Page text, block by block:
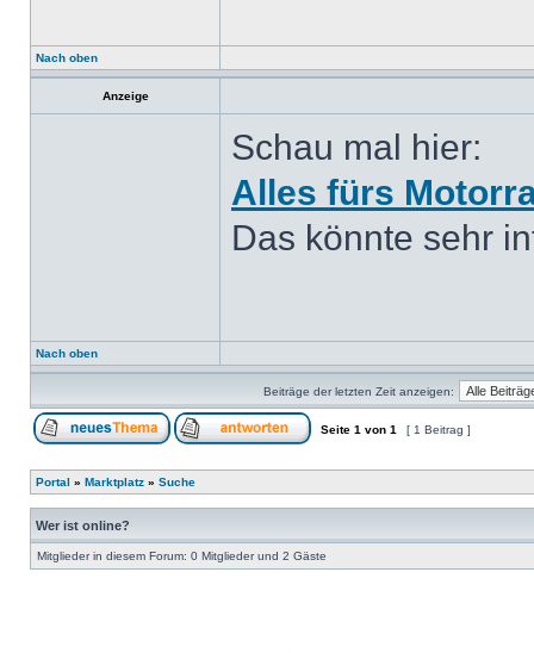
Nach oben
Anzeige
Schau mal hier:
Alles fürs
Das könnte sehr
Nach oben
Beiträge der letzten Zeit anzeigen:
Seite 1 von 1 [ 1 Beitrag ]
Portal » Marktplatz » Suche
Wer ist online?
Mitglieder in diesem Forum: 0 Mitglieder und 2 Gäste